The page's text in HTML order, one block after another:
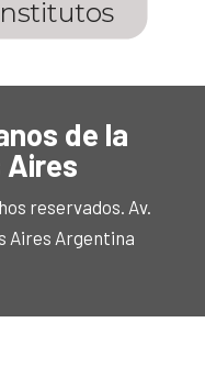
de la
Aires
reservados. Av.
Aires Argentina